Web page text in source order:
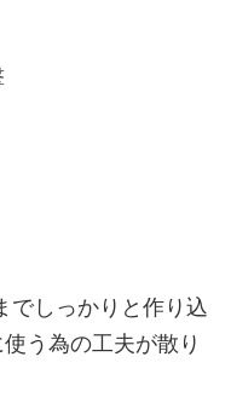
でしっかりと作り込
う為の工夫が散り